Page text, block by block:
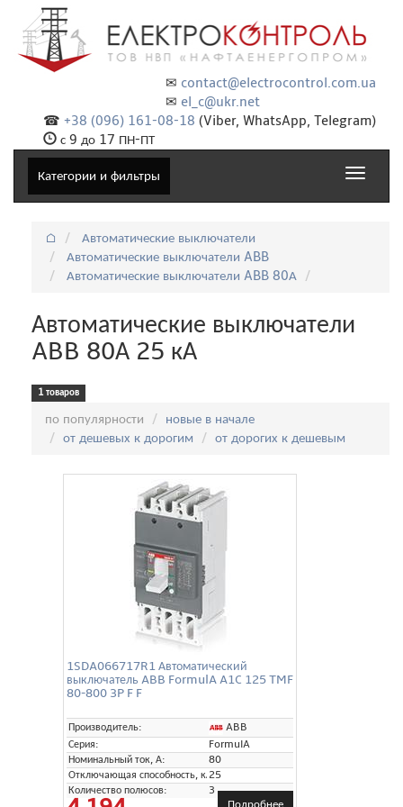
✉ contact@electrocontrol.com.ua
✉ el_c@ukr.net
☎ +38 (096) 161-08-18 (Viber, WhatsApp, Telegram)
с 9 до 17 ПН-ПТ
Категории и фильтры
Toggle
⌂
Автоматические выключатели
Автоматические выключатели ABB
Автоматические выключатели ABB 80А
Автоматические выключатели
ABB 80А 25 кА
1 товаров
по популярности
новые в начале
от дешевых к дорогим
от дорогих к дешевым
1SDA066717R1 Автоматический
выключатель ABB FormulA A1C 125 TMF
80-800 3P F F
Производитель:
ABB
Серия:
FormulA
Номинальный ток, А:
80
Отключающая способность, кА:25
Количество полюсов:
3
Подробнее